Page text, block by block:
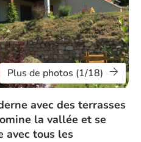
Plus de photos (1/18)
avec des terrasses
la vallée et se
avec tous les